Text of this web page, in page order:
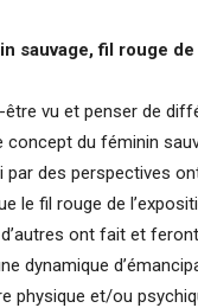
sauvage, fil rouge
vu et penser de
concept du féminin
des perspectives
le fil rouge de
ont fait et
dynamique
physique et/ou